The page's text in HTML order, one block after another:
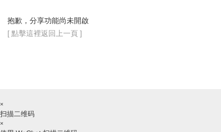
抱歉，分享功能尚未開啟
[ 點擊這裡返回上一頁 ]
×
扫描二维码
×